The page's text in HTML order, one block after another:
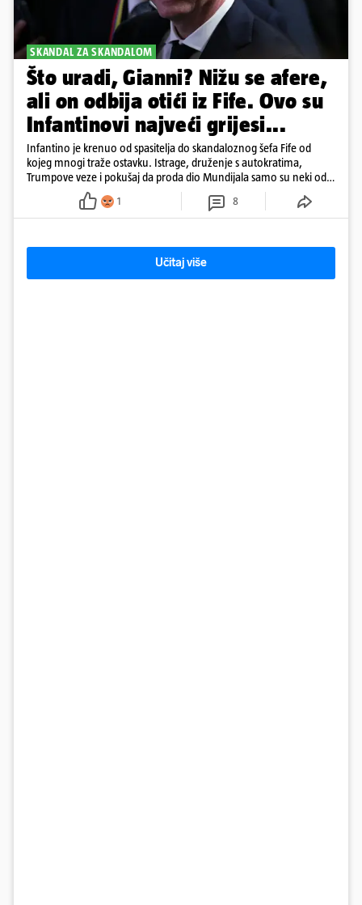
SKANDAL ZA SKANDALOM
Što uradi, Gianni? Nižu se afere,
ali on odbija otići iz Fife. Ovo su
Infantinovi najveći grijesi...
Infantino je krenuo od spasitelja do skandaloznog šefa Fife od
kojeg mnogi traže ostavku. Istrage, druženje s autokratima,
Trumpove veze i pokušaj da proda dio Mundijala samo su neki od
mnogih skandala
1 8
Učitaj više